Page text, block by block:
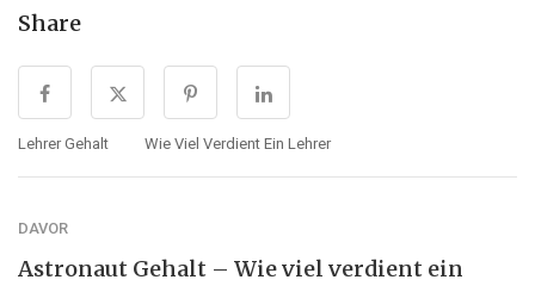
Share
Lehrer Gehalt Wie Viel Verdient Ein Lehrer
DAVOR
Astronaut Gehalt – Wie viel verdient ein